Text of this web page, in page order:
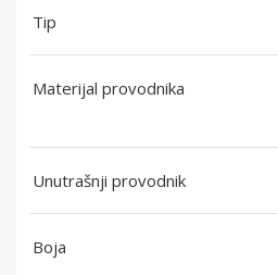
Tip
Materijal provodnika
Unutrašnji provodnik
Boja